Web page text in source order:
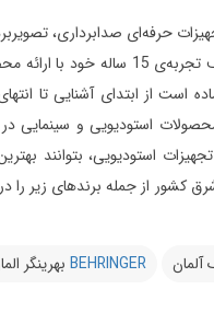
و تامین انواع تجهیزات حرفه‌ای
این مجموعه با بهره‌گیری از افراد مجرب
ابتدای آشنایی تا انتهای
و سینمایی در حوزه
استودیویی، بتوانند
انحصاری بیش از 20 کمپانی معتبر دنیا را در شرق
آلمان BEHRINGER بهرینگر